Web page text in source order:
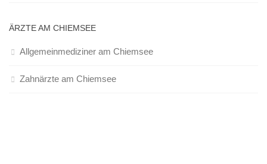
ÄRZTE AM CHIEMSEE
Allgemeinmediziner am Chiemsee
Zahnärzte am Chiemsee